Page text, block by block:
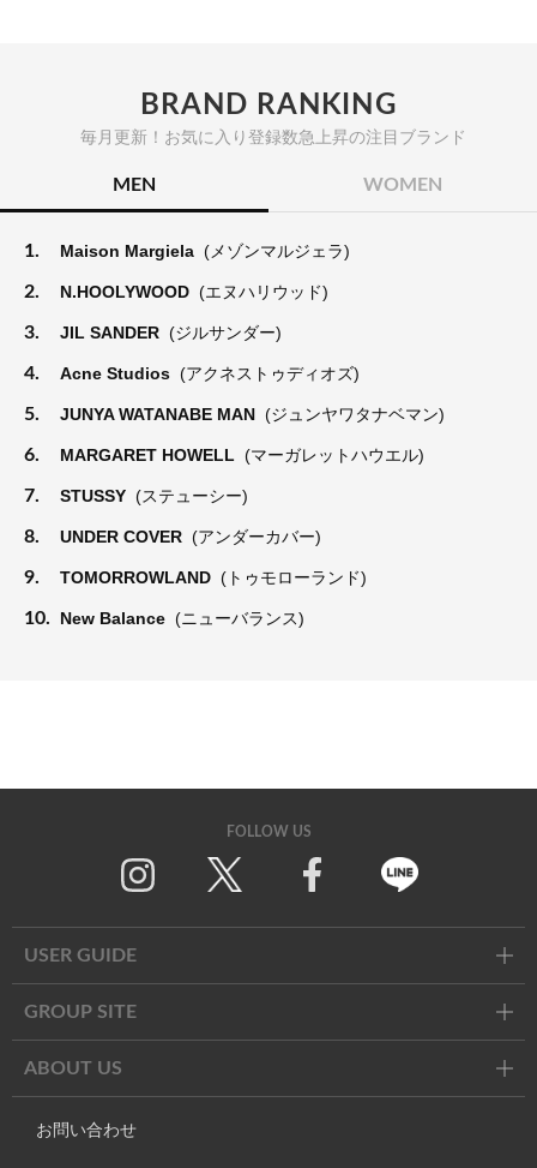
BRAND RANKING
毎月更新！お気に入り登録数急上昇の注目ブランド
MEN WOMEN
1. Maison Margiela (メゾンマルジェラ)
2. N.HOOLYWOOD (エヌハリウッド)
3. JIL SANDER (ジルサンダー)
4. Acne Studios (アクネストゥディオズ)
5. JUNYA WATANABE MAN (ジュンヤワタナベマン)
6. MARGARET HOWELL (マーガレットハウエル)
7. STUSSY (ステューシー)
8. UNDER COVER (アンダーカバー)
9. TOMORROWLAND (トゥモローランド)
10. New Balance (ニューバランス)
FOLLOW US
USER GUIDE
GROUP SITE
ABOUT US
お問い合わせ